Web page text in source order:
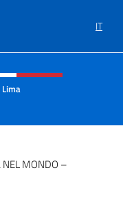
IT
e menù
NEL MONDO –